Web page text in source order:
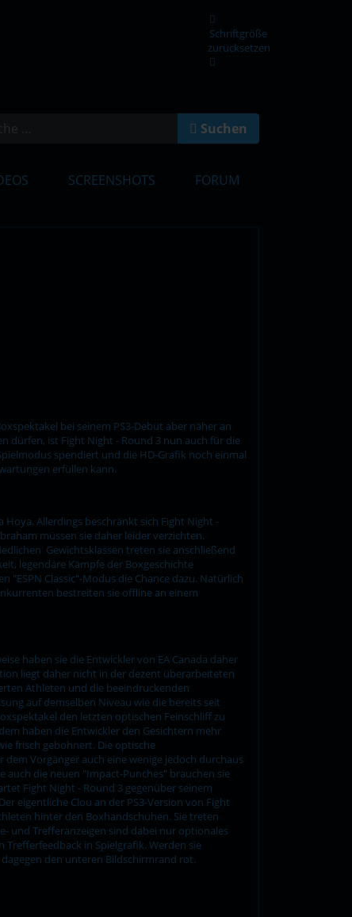
Schriftgröße
zurücksetzen
Suchen
SCREENSHOTS FORUM
bei seinem PS3-Debüt aber näher an
dürfen, ist Fight Night - Round 3 nun auch für die
spendiert und die HD-Grafik noch einmal
erfüllen kann.
Hoya. Allerdings beschränkt sich Fight Night -
müssen sie daher leider verzichten.
Gewichtsklassen treten sie anschließend
legendäre Kämpfe der Boxgeschichte
"ESPN Classic"-Modus die Chance dazu. Natürlich
bestreiten sie offline an einem
haben sie die Entwickler von EA Canada daher
liegt daher nicht in der dezent überarbeiteten
Athleten und die beeindruckenden
auf demselben Niveau wie die bereits seit
den letzten optischen Feinschliff zu
haben die Entwickler den Gesichtern mehr
frisch gebohnert. Die optische
Vorgänger auch eine wenige jedoch durchaus
auch die neuen "Impact-Punches" brauchen sie
Fight Night - Round 3 gegenüber seinem
eigentliche Clou an der PS3-Version von Fight
hinter den Boxhandschuhen. Sie treten
und Trefferanzeigen sind dabei nur optionales
in Spielgrafik. Werden sie
den unteren Bildschirmrand rot.